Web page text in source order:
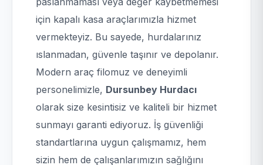
için kapalı kasa araçlarımızla hizmet
vermekteyiz. Bu sayede, hurdalarınız
ıslanmadan, güvenle taşınır ve depolanır.
Modern araç filomuz ve deneyimli
personelimizle, Dursunbey Hurdacı
olarak size kesintisiz ve kaliteli bir hizmet
sunmayı garanti ediyoruz. İş güvenliği
standartlarına uygun çalışmamız, hem
sizin hem de çalışanlarımızın sağlığını